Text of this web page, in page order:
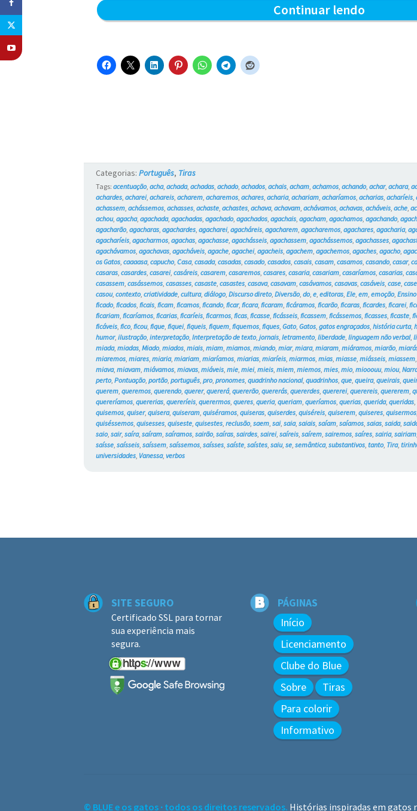
Continuar lendoO
Gatos
#760
Categorias:Português, Tiras
Tags:acentuação,acha,achada,achadas ,achado,achados ,achais ,acham ,achamos ,achando,achar,achara,
achardes ,acharei,achareis ,acharem ,acharemos ,achares ,acharia,achariam ,acharíamos ,acharias ,acharíeis ,
achassem ,achássemos ,achasses ,achaste ,achastes ,achava,achavam ,achávamos ,achavas ,acháveis ,ache ,
achou,agacha,agachada,agachadas ,agachado,agachados ,agachais ,agacham ,agachamos ,agachando,
agacharão,agacharas ,agachardes ,agacharei,agacháreis ,agacharem ,agacharemos ,agachares ,agacharia,
agacharíeis ,agacharmos ,agachas ,agachasse ,agachásseis ,agachassem ,agachássemos ,agachasses ,
agachávamos ,agachavas ,agacháveis ,agache ,agachei,agacheis ,agachem ,agachemos ,agaches ,agacho,
os Gatos ,caaaasa,capucho,Casa,casada,casadas ,casado,casados ,casais ,casam ,casamos ,casando,casar,
casaras ,casardes ,casarei,casáreis ,casarem ,casaremos ,casares ,casaria,casariam ,casaríamos ,casarias ,
casassem ,casássemos ,casasses ,casaste ,casastes ,casava,casavam ,casávamos ,casavas ,casáveis ,case ,
casou,contexto,criatividade ,cultura,diálogo,Discurso direto,Diversão,do,e ,editoras ,Ele ,em ,emoção,
ficado,ficados ,ficais ,ficam ,ficamos ,ficando,ficar,ficara,ficaram ,ficáramos ,ficarão,ficaras ,ficardes ,ficarei,
ficariam ,ficaríamos ,ficarias ,ficaríeis ,ficarmos ,ficas ,ficasse ,ficásseis ,ficassem ,ficássemos ,ficasses ,ficaste ,
ficáveis ,fico,ficou,fique ,fiquei,fiqueis ,fiquem ,fiquemos ,fiques ,Gato,Gatos ,gatos engraçados ,história curta,
humor,ilustração,interpretação,Interpretação de texto,jornais ,letramento,liberdade ,linguagem não verbal,
miada,miadas ,Miado,miados ,miais ,miam ,miamos ,miando,miar,miara,miaram ,miáramos ,miarão,
miaremos ,miares ,miaria,miariam ,miaríamos ,miarias ,miaríeis ,miarmos ,mias ,miasse ,miásseis ,miassem
miava,miavam ,miávamos ,miavas ,miáveis ,mie ,miei,mieis ,miem ,miemos ,mies ,mio,miooouu,miou,
perto,Pontuação,portão,português ,pro,pronomes ,quadrinho nacional,quadrinhos ,que ,queira,queirais ,
querem ,queremos ,querendo,querer,quererá,quererão,quererás ,quererdes ,quererei,querereis ,quererem ,
quereríamos ,quererias ,quereríeis ,querermos ,queres ,queria,queriam ,queríamos ,querias ,querida,queridas
quisemos ,quiser,quisera,quiseram ,quiséramos ,quiseras ,quiserdes ,quiséreis ,quiserem ,quiseres ,quisermos
quiséssemos ,quisesses ,quiseste ,quisestes ,reclusão,saem ,sai,saia,saiais ,saíam ,saíamos ,saias ,saida,
saio,sair,saíra,saíram ,saíramos ,sairão,saíras ,sairdes ,sairei,saíreis ,saírem ,sairemos ,saíres ,sairia,sairiam
saísse ,saísseis ,saíssem ,saíssemos ,saísses ,saíste ,saístes ,saiu,se ,semântica,substantivos ,tanto, Tira,
universidades Vanessa,verbos
SITE SEGURO
Certificado SSL para tornar
sua experiência mais
segura.
PÁGINAS
Início
Licenciamento
Clube do Blue
Sobre
Tiras
Para colorir
Informativo
© BLUE e os gatos ∙ todos os direitos reservados. Histórias inspiradas em gatos